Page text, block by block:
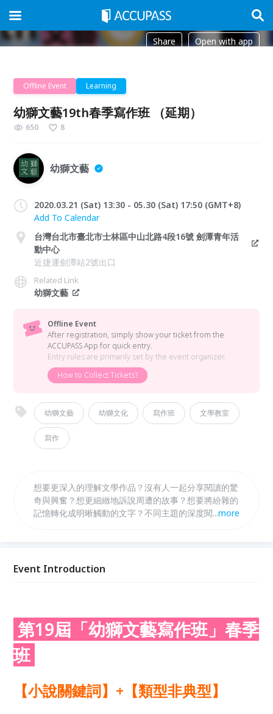
Share Open with app
Offline Event Learning
幼獅文藝19th春季寫作班 （延期）
650 8
幼獅文藝
2020.03.21 (Sat) 13:30 - 05.30 (Sat) 17:50 (GMT+8)
Add To Calendar
台灣台北市臺北市士林區中山北路4段16號 劍潭青年活
動中心
近捷運劍潭站2號出口
Related Link
幼獅文藝
Offline Event
After registration, simply show your ticket from the
ACCUPASS App for quick entry.
Entry rules are primarily set by the event organizer.
How to Collect Tickets?
幼獅文藝 幼獅文化 寫作班 文學教室
寫作
想要更深入的理解文學作品？沒有人一起分享閱讀的驚
奇與興奮？想更細緻地訴說周遭的故事？想要將紛雜的
記憶轉化成明晰觸動的文字？不同主題的深度閱讀，相
必填寫收件地址！**
...more
Event Introduction
第19屆「幼獅文藝寫作班」春季
班
【小說關鍵詞】+【類型非典型】